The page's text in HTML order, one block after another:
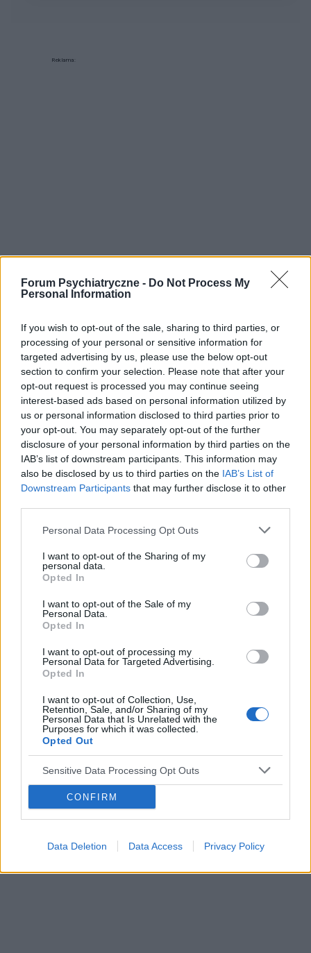
Forum Psychiatryczne - Do Not Process My
Personal Information
If you wish to opt-out of the sale, sharing to third parties, or
processing of your personal or sensitive information for
targeted advertising by us, please use the below opt-out
section to confirm your selection. Please note that after your
opt-out request is processed you may continue seeing
interest-based ads based on personal information utilized by
us or personal information disclosed to third parties prior to
your opt-out. You may separately opt-out of the further
disclosure of your personal information by third parties on the
IAB’s list of downstream participants. This information may
also be disclosed by us to third parties on the IAB’s List of
Downstream Participants that may further disclose it to other
Personal Data Processing Opt Outs
I want to opt-out of the Sharing of my
personal data.
Opted In
I want to opt-out of the Sale of my
Personal Data.
Opted In
I want to opt-out of processing my
Personal Data for Targeted Advertising.
Opted In
I want to opt-out of Collection, Use,
Retention, Sale, and/or Sharing of my
Personal Data that Is Unrelated with the
Purposes for which it was collected.
Opted Out
Sensitive Data Processing Opt Outs
CONFIRM
Data Deletion Data Access Privacy Policy
Reklama:
POLECAMY TREŚCI Z KATEGORII
Czy naukowcy z Brazylii znaleźli panaceum na
Reklama: